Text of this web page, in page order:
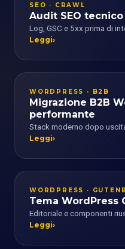
SEO · CRAWL
Audit SEO
Log, GSC e 5xx prima di
Leggi
WORDPRESS · B2B
Migrazione B2B
performante
Stack moderno dopo
Leggi
WORDPRESS ·
Tema WordPress
Editoriale e componenti
Leggi